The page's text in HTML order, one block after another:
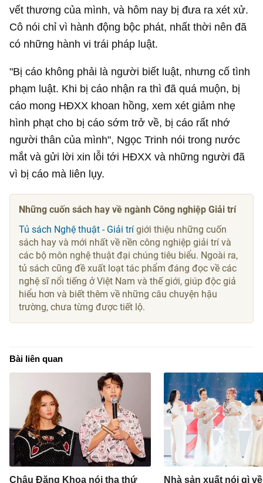
vết thương của mình, và hôm nay bị đưa ra xét xử.
Cô nói chỉ vì hành động bộc phát, nhất thời nên đã
có những hành vi trái pháp luật.
"Bị cáo không phải là người biết luật, nhưng cố tình
phạm luật. Khi bị cáo nhận ra thì đã quá muộn, bị
cáo mong HĐXX khoan hồng, xem xét giảm nhẹ
hình phạt cho bị cáo sớm trở về, bị cáo rất nhớ
người thân của mình", Ngọc Trinh nói trong nước
mắt và gửi lời xin lỗi tới HĐXX và những người đã
vì bị cáo mà liên lụy.
Những cuốn sách hay về ngành Công nghiệp Giải trí
Tủ sách Nghệ thuật - Giải trí giới thiệu những cuốn
sách hay và mới nhất về nền công nghiệp giải trí và
các bộ môn nghệ thuật đại chúng tiêu biểu. Ngoài ra,
tủ sách cũng đề xuất loạt tác phẩm đáng đọc về các
nghệ sĩ nổi tiếng ở Việt Nam và thế giới, giúp độc giả
hiểu hơn và biết thêm về những câu chuyện hậu
trường, chưa từng được tiết lộ.
Bài liên quan
Châu Đăng Khoa nói tha thứ Nhà sản xuất nói gì